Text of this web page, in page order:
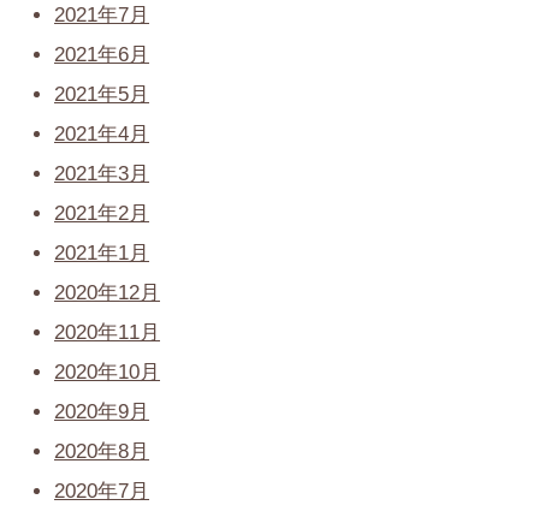
2021年7月
2021年6月
2021年5月
2021年4月
2021年3月
2021年2月
2021年1月
2020年12月
2020年11月
2020年10月
2020年9月
2020年8月
2020年7月